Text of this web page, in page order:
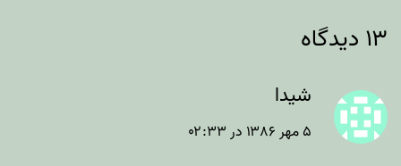
۱۳ دیدگاه
شیدا
۵ مهر ۱۳۸۶ در ۰۲:۳۳